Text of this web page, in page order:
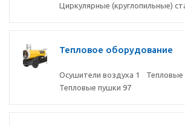
Циркулярные (круглопильные)
Тепловое оборудование
Осушители воздуха 1
Тепловые
Тепловые пушки 97